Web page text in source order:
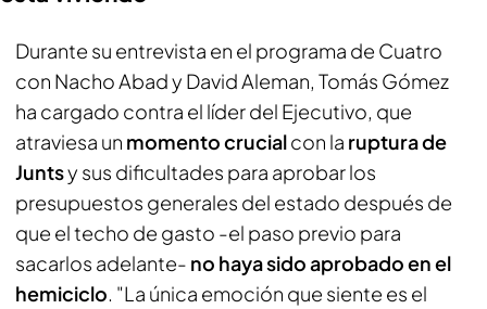
Durante su entrevista en el programa de Cuatro
con Nacho Abad y David Aleman, Tomás Gómez
ha cargado contra el líder del Ejecutivo, que
atraviesa un momento crucialcon la ruptura de
Juntsy sus dificultades para aprobar los
presupuestos generales del estado después de
que el techo de gasto -el paso previo para
sacarlos adelante- no haya sido aprobado en el
hemiciclo. "La única emoción que siente es el